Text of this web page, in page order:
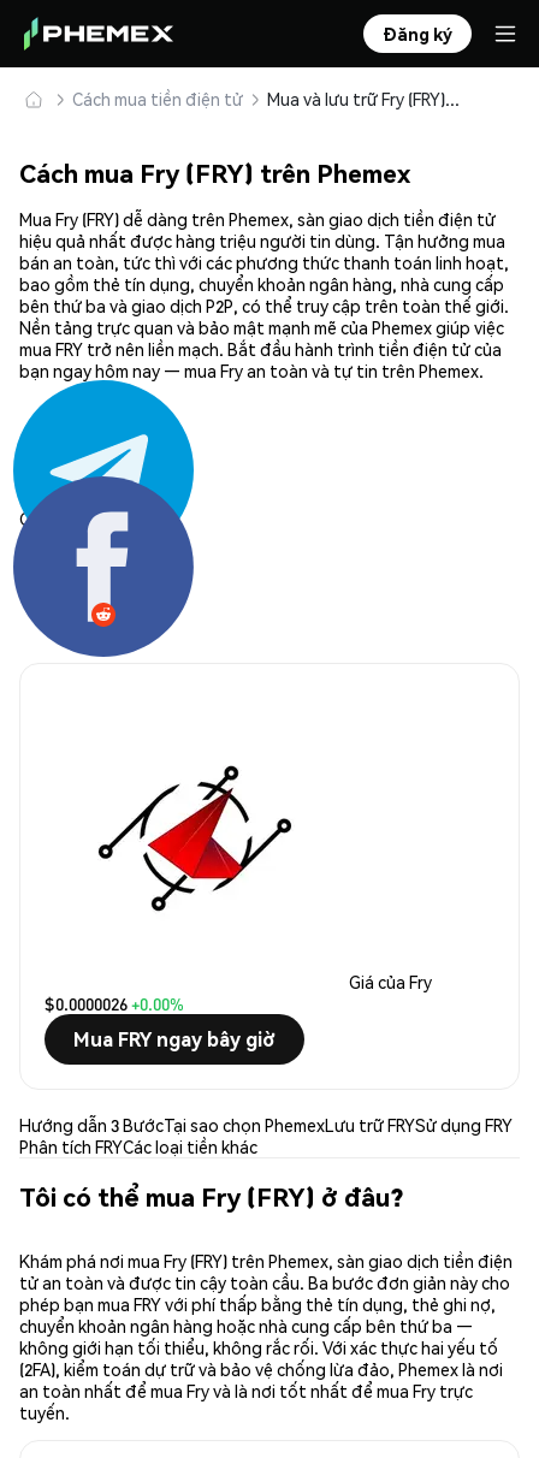
Đăng ký
Cách mua tiền điện tử Mua và lưu trữ Fry (FRY) an toàn
Cách mua Fry (FRY) trên Phemex
Mua Fry (FRY) dễ dàng trên Phemex, sàn giao dịch tiền điện tử
hiệu quả nhất được hàng triệu người tin dùng. Tận hưởng mua
bán an toàn, tức thì với các phương thức thanh toán linh hoạt,
bao gồm thẻ tín dụng, chuyển khoản ngân hàng, nhà cung cấp
bên thứ ba và giao dịch P2P, có thể truy cập trên toàn thế giới.
Nền tảng trực quan và bảo mật mạnh mẽ của Phemex giúp việc
mua FRY trở nên liền mạch. Bắt đầu hành trình tiền điện tử của
bạn ngay hôm nay — mua Fry an toàn và tự tin trên Phemex.
Chia sẻ:
Giá của Fry
$0.0000026+0.00%
Mua FRY ngay bây giờ
Hướng dẫn 3 BướcTại sao chọn PhemexLưu trữ FRYSử dụng FRY
Phân tích FRYCác loại tiền khác
Tôi có thể mua Fry (FRY) ở đâu?
Khám phá nơi mua Fry (FRY) trên Phemex, sàn giao dịch tiền điện
tử an toàn và được tin cậy toàn cầu. Ba bước đơn giản này cho
phép bạn mua FRY với phí thấp bằng thẻ tín dụng, thẻ ghi nợ,
chuyển khoản ngân hàng hoặc nhà cung cấp bên thứ ba —
không giới hạn tối thiểu, không rắc rối. Với xác thực hai yếu tố
(2FA), kiểm toán dự trữ và bảo vệ chống lừa đảo, Phemex là nơi
an toàn nhất để mua Fry và là nơi tốt nhất để mua Fry trực
tuyến.